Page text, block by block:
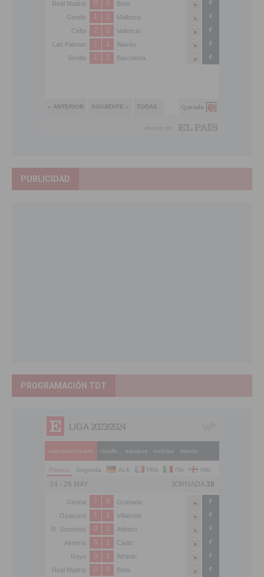
PUBLICIDAD
PROGRAMACIÓN TDT